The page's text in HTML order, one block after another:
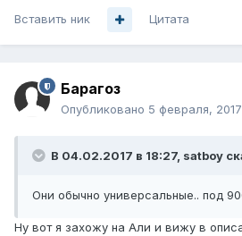
Вставить ник Цитата
Барагоз
Опубликовано 5 февраля, 2017
В 04.02.2017 в 18:27, satboy
Они обычно универсальные.. под
Ну вот я захожу на Али и вижу в